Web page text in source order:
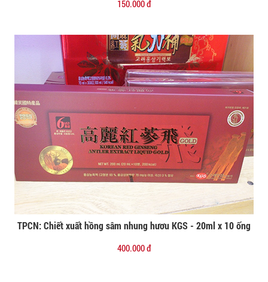
150.000 đ
Đặt mua
TPCN: Chiết xuất hồng sâm nhung hươu KGS - 20ml x 10 ống
400.000 đ